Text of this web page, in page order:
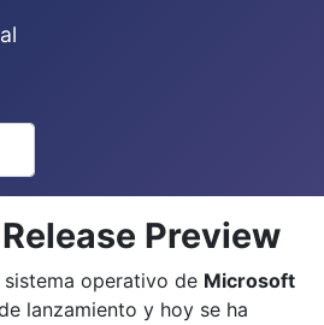
Preview
sistema operativo de Microsoft
lanzamiento y hoy se ha